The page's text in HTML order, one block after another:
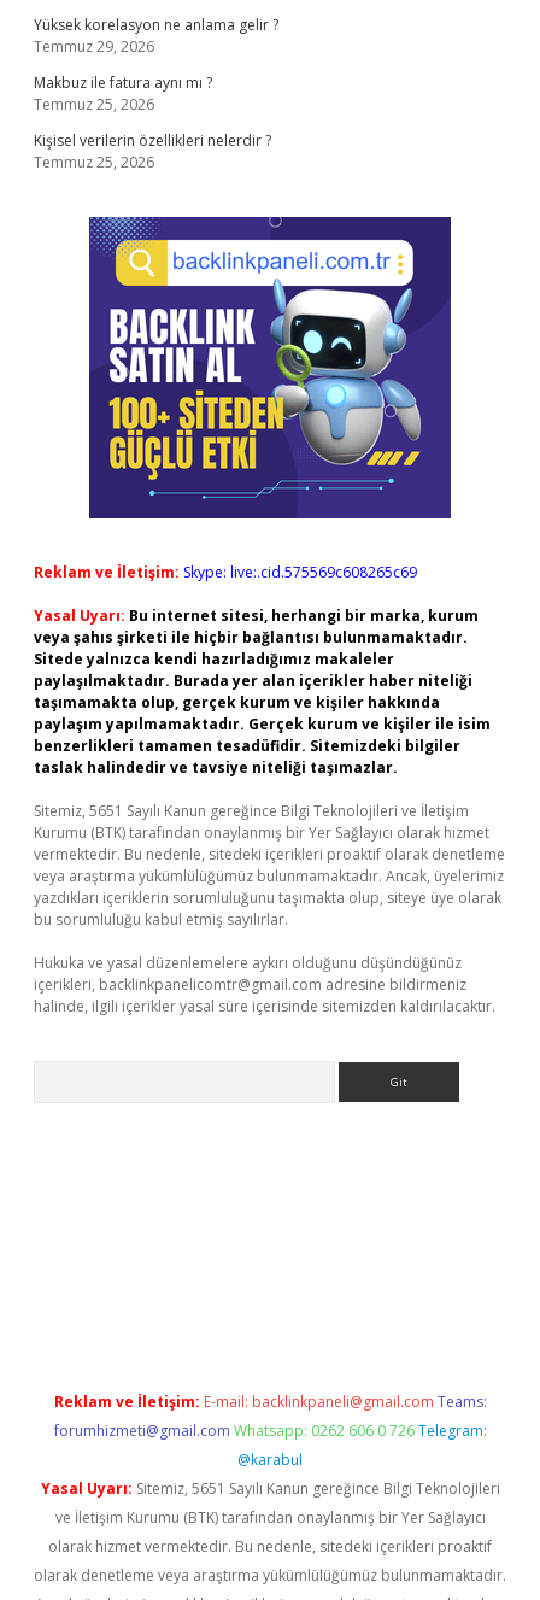
Yüksek korelasyon ne anlama gelir ?
Temmuz 29, 2026
Makbuz ile fatura aynı mı ?
Temmuz 25, 2026
Kişisel verilerin özellikleri nelerdir ?
Temmuz 25, 2026
Reklam ve İletişim: Skype: live:.cid.575569c608265c69
Yasal Uyarı: Bu internet sitesi, herhangi bir marka, kurum
veya şahıs şirketi ile hiçbir bağlantısı bulunmamaktadır.
Sitede yalnızca kendi hazırladığımız makaleler
paylaşılmaktadır. Burada yer alan içerikler haber niteliği
taşımamakta olup, gerçek kurum ve kişiler hakkında
paylaşım yapılmamaktadır. Gerçek kurum ve kişiler ile isim
benzerlikleri tamamen tesadüfidir. Sitemizdeki bilgiler
taslak halindedir ve tavsiye niteliği taşımazlar.
Sitemiz, 5651 Sayılı Kanun gereğince Bilgi Teknolojileri ve İletişim
Kurumu (BTK) tarafından onaylanmış bir Yer Sağlayıcı olarak hizmet
vermektedir. Bu nedenle, sitedeki içerikleri proaktif olarak denetleme
veya araştırma yükümlülüğümüz bulunmamaktadır. Ancak, üyelerimiz
yazdıkları içeriklerin sorumluluğunu taşımakta olup, siteye üye olarak
bu sorumluluğu kabul etmiş sayılırlar.
Hukuka ve yasal düzenlemelere aykırı olduğunu düşündüğünüz
içerikleri, backlinkpanelicomtr@gmail.com adresine bildirmeniz
halinde, ilgili içerikler yasal süre içerisinde sitemizden kaldırılacaktır.
Reklam ve İletişim: E-mail: backlinkpaneli@gmail.com Teams:
forumhizmeti@gmail.com Whatsapp: 0262 606 0 726 Telegram:
@karabul
Yasal Uyarı: Sitemiz, 5651 Sayılı Kanun gereğince Bilgi Teknolojileri
ve İletişim Kurumu (BTK) tarafından onaylanmış bir Yer Sağlayıcı
olarak hizmet vermektedir. Bu nedenle, sitedeki içerikleri proaktif
olarak denetleme veya araştırma yükümlülüğümüz bulunmamaktadır.